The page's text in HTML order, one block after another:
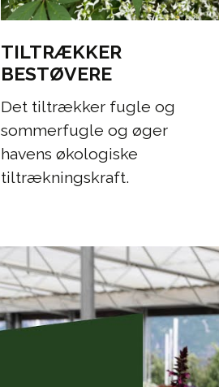
TILTRÆKKER
BESTØVERE
Det tiltrækker fugle og
sommerfugle og øger
havens økologiske
tiltrækningskraft.